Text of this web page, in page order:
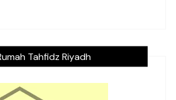
Tahfidz Riyadh